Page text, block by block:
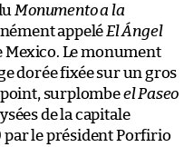
Monumento a la
appelé El Ángel
Mexico. Le monument
dorée fixée sur un gros
surplombeel Paseo
de la capitale
par le président Porfirio